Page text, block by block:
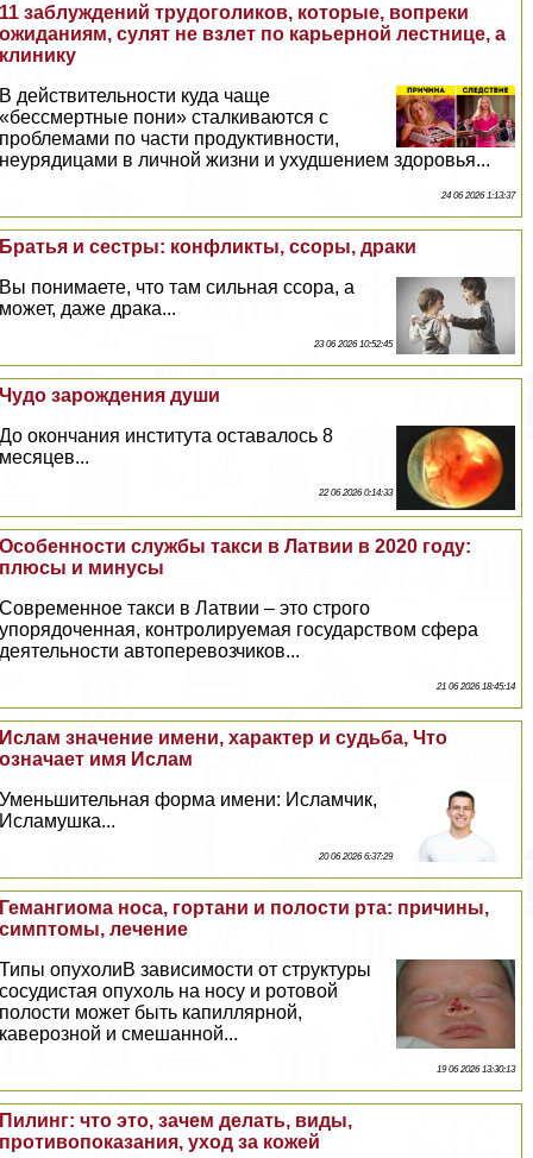
11 заблуждений трудоголиков, которые, вопреки
ожиданиям, сулят не взлет по карьерной лестнице, а
клинику
В действительности куда чаще
«бесcмepтные пони» сталкиваются с
проблемами по части продуктивности,
неурядицами в личной жизни и ухудшением здоровья...
24 06 2026 1:13:37
Братья и сестры: конфликты, ссоры, дpaки
Вы понимаете, что там сильная ссора, а
может, даже дpaка...
23 06 2026 10:52:45
Чудо зарождения души
До окончания института оставалось 8
месяцев...
22 06 2026 0:14:33
Особенности службы такси в Латвии в 2020 году:
плюсы и минусы
Современное такси в Латвии – это строго
упорядоченная, контролируемая государством сфера
деятельности автоперевозчиков...
21 06 2026 18:45:14
Ислам значение имени, хаpaктер и судьба, Что
означает имя Ислам
Уменьшительная форма имени: Исламчик,
Исламушка...
20 06 2026 6:37:29
Гемангиома носа, гортани и полости рта: причины,
симптомы, лечение
Типы опухолиВ зависимости от структуры
сосудистая опухоль на носу и ротовой
полости может быть капиллярной,
каверозной и смешанной...
19 06 2026 13:30:13
Пилинг: что это, зачем делать, виды,
противопоказания, уход за кожей